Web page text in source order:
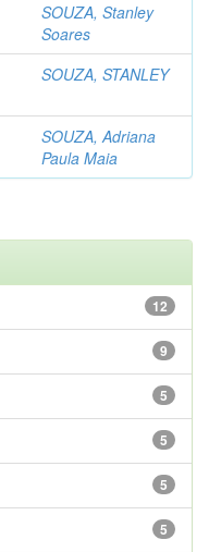
SOUZA, Stanley
Soares
SOUZA, STANLEY
SOUZA, Adriana
Paula Maia
12
9
5
5
5
5